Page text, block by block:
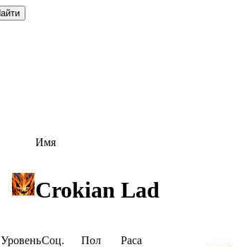
Имя
Crokian Lad
УровеньСоц. Пол
Раса